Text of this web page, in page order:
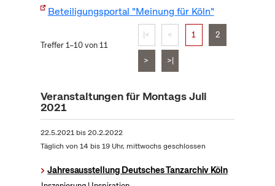
Beteiligungsportal "Meinung für Köln"
Treffer 1–10 von 11
|< < 1 2
> >|
Veranstaltungen für Montags Juli
2021
22.5.2021bis20.2.2022
Täglich von 14 bis 19 Uhr, mittwochs geschlossen
Jahresausstellung Deutsches Tanzarchiv Köln